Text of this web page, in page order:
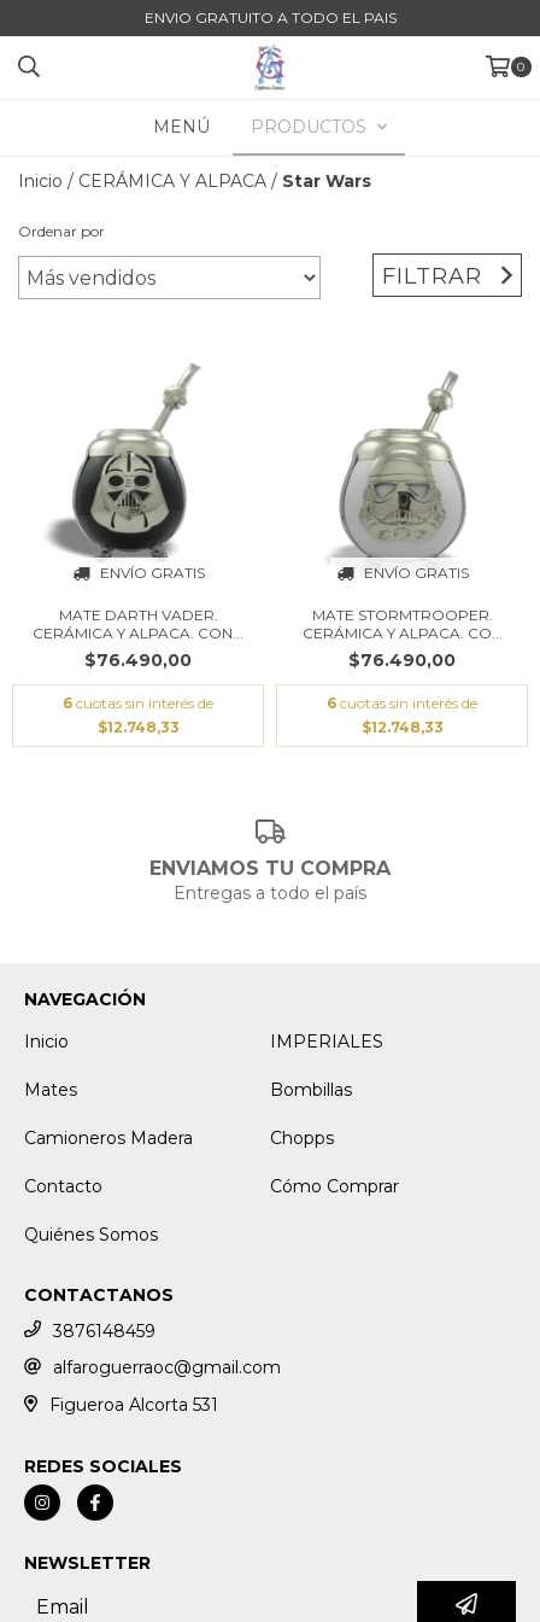
ENVIO GRATUITO A TODO EL PAIS
0
MENÚ PRODUCTOS
Inicio / CERÁMICA Y ALPACA / Star Wars
Ordenar por
FILTRAR
ENVÍO GRATIS
MATE DARTH VADER.
CERÁMICA Y ALPACA. CON...
$76.490,00
6 cuotas sin interés de
$12.748,33
ENVÍO GRATIS
MATE STORMTROOPER.
CERÁMICA Y ALPACA. CO...
$76.490,00
6 cuotas sin interés de
$12.748,33
ENVIAMOS TU COMPRA
Entregas a todo el país
NAVEGACIÓN
Inicio
IMPERIALES
Mates Bombillas
Camioneros Madera Chopps
Contacto Cómo Comprar
Quiénes Somos
CONTACTANOS
3876148459
alfaroguerraoc@gmail.com
Figueroa Alcorta 531
REDES SOCIALES
NEWSLETTER